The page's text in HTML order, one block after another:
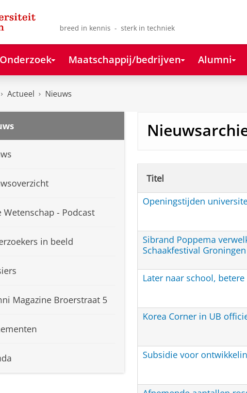
breed in kennis - sterk in techniek
Onderzoek Maatschappij/bedrijven Alumni
Actueel Nieuws
Wetenschap - Podcast
in beeld
Magazine Broerstraat 5
Titel
Openingstijden
Sibrand Poppema
Schaakfestival Groningen
Later naar school, betere
Korea Corner in UB
Subsidie voor